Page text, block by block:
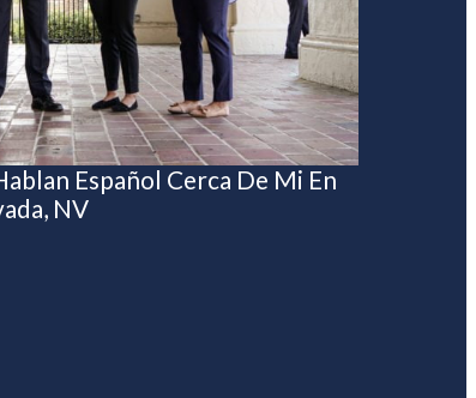
Español Cerca De Mi En
NV